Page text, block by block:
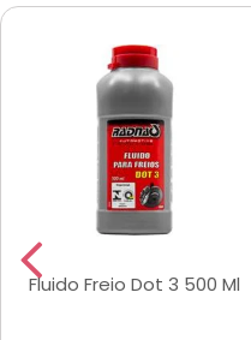
Fluido Freio Dot 3 500 Ml